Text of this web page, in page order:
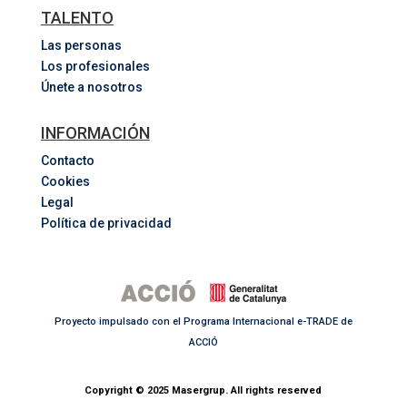
TALENTO
Las personas
Los profesionales
Únete a nosotros
INFORMACIÓN
Contacto
Cookies
Legal
Política de privacidad
Proyecto impulsado con el Programa Internacional e-TRADE de
ACCIÓ
Copyright © 2025 Masergrup. All rights reserved